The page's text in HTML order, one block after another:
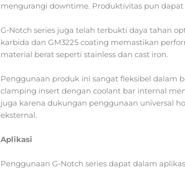
mengurangi downtime. Produktivitas pun
G‑Notch series juga telah terbukti daya tahan
karbida dan GM3225 coating memastikan
material berat seperti stainless dan cast iron.
Penggunaan produk ini sangat fleksibel dalam
clamping insert dengan coolant bar internal
juga karena dukungan penggunaan universal
eksternal.
Aplikasi
Penggunaan G‑Notch series dapat dalam